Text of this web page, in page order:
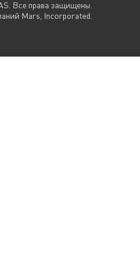
Все права защищены.
Mars, Incorporated.